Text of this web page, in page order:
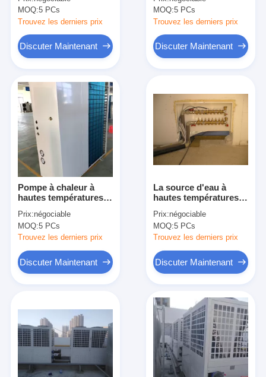
produits
Vidéos
VR Show
résidentielle de source
a galvanisé la tôle
d'acier
MOQ:5 PCs
Trouvez les derniers prix
Discuter Maintenant
l'OIN de la CE de
climat froid
MOQ:5 PCs
Trouvez les derniers prix
Discuter Maintenant
Pompe à chaleur à
hautes températures
la bobine de fan de
chauffage de radiateur
Prix:négociable
MOQ:5 PCs
Trouvez les derniers prix
Discuter Maintenant
La source d'eau à
hautes températures
chaleur la pompe 7 |
28kw degré C de
maximum 75
Prix:négociable
MOQ:5 PCs
Trouvez les derniers prix
Discuter Maintenant